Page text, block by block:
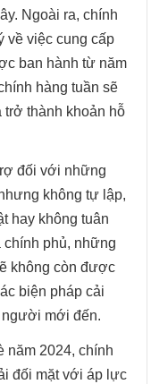
Ngoài ra, chính
về việc cung cấp
ban hành từ năm
hàng tuần sẽ
trở thành khoản hỗ
đối với những
không tự lập,
hay không tuân
chính phủ, những
không còn được
biện pháp cải
người mới đến.
năm 2024, chính
đối mặt với áp lực